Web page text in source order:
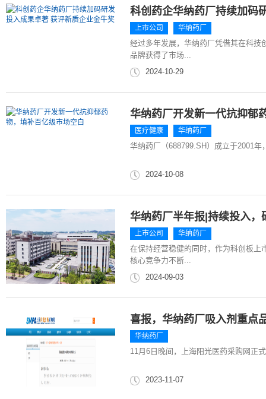
科创药企华纳药厂持续加码
上市公司 华纳药厂
经过多年发展，华纳药厂凭借其在科技
品牌获得了市场...
2024-10-29
华纳药厂开发新一代抗抑郁
医疗健康 华纳药厂
华纳药厂（688799.SH）成立于2001
2024-10-08
华纳药厂半年报|持续投入，
上市公司 华纳药厂
在保持经营稳健的同时，作为科创板上
核心竞争力不断...
2024-09-03
喜报，华纳药厂吸入剂重点
华纳药厂
11月6日晚间，上海阳光医药采购网正
2023-11-07